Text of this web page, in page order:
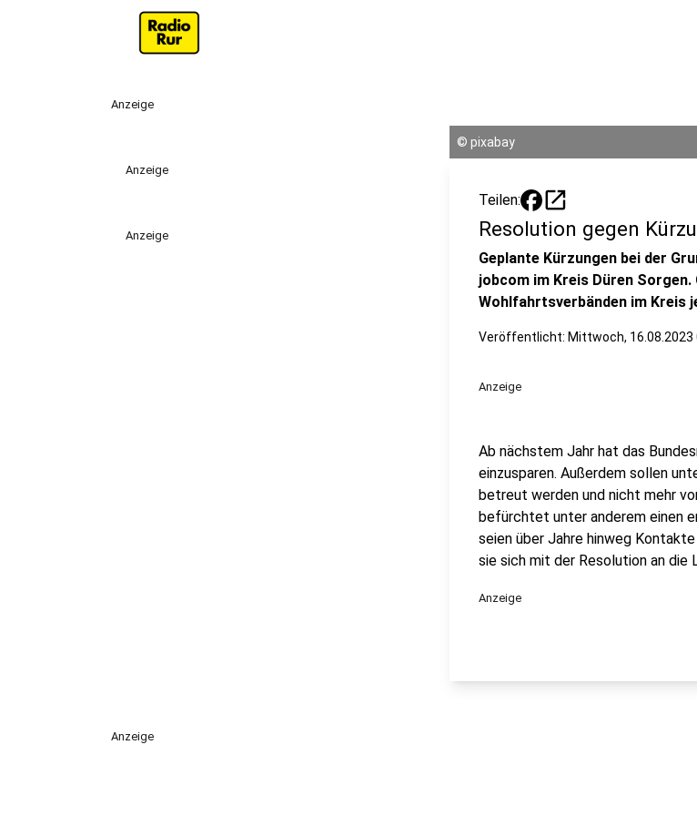
Anzeige
Anzeige
Anzeige
© pixabay
Teilen: open_in_new
Resolution gegen
Geplante Kürzungen bei der
jobcom im Kreis Düren
Wohlfahrtsverbänden im Kreis
Veröffentlicht: Mittwoch, 16.08.2023
Anzeige
Ab nächstem Jahr hat das
einzusparen. Außerdem sollen
betreut werden und nicht mehr
befürchtet unter anderem einen
seien über Jahre hinweg
sie sich mit der Resolution an die
Anzeige
Anzeige